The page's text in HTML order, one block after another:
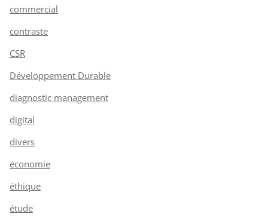
commercial
contraste
CSR
Développement Durable
diagnostic management
digital
divers
économie
éthique
étude